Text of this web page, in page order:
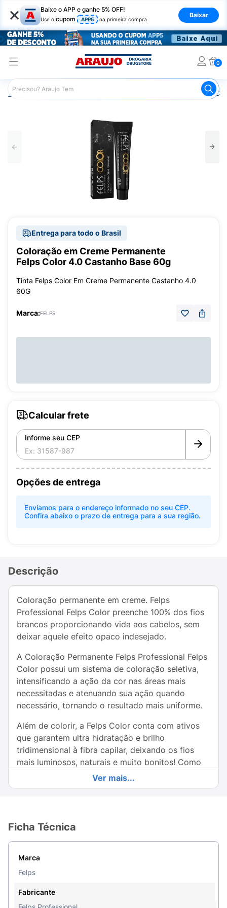
× Baixe o APP e ganhe 5% OFF!
Use o cupom APP5 na primeira compra
Baixar
0
Araujo Cabelo Coloração em
Entrega para todo o Brasil
Coloração em Creme Permanente
Felps Color 4.0 Castanho Base 60g
Tinta Felps Color Em Creme Permanente Castanho 4.0
60G
Marca:FELPS
Calcular frete
Informe seu CEP
Opções de entrega
Enviamos para o endereço informado no seu CEP.
Confira abaixo o prazo de entrega para a sua região.
Descrição
Coloração permanente em creme. Felps
Professional Felps Color preenche 100% dos fios
brancos proporcionando vida aos cabelos, sem
deixar aquele efeito opaco indesejado.
A Coloração Permanente Felps Professional Felps
Color possui um sistema de coloração seletiva,
intensificando a ação da cor nas áreas mais
necessitadas e atenuando sua ação quando
necessário, tornando o resultado mais uniforme.
Além de colorir, a Felps Color conta com ativos
que garantem ultra hidratação e brilho
tridimensional à fibra capilar, deixando os fios
mais luminosos, naturais e muito bonitos! Como
usar: Preparo e Proporção de Mistura: em um
recipiente não metálico, misture na proporção de
desejado, exceto nos clareadores.
Misture até obter um creme homogêneo. Aplique
com um pincel sobre os cabelos secos e não
lavados. Divida os cabelos em quatro partes e
inicie pela parte superior. Deposite a massa
(coloração + oxidante) em todo o comprimento e
pontas, mantendo a distância de 1 a 2 cm da raiz.
Ver mais...
Ficha Técnica
Marca
Felps
Fabricante